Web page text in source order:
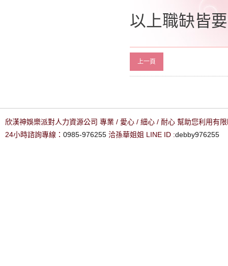
以上職缺皆
上一頁
欣漢神娛樂派對人力資源公司 專業 / 愛心 / 細心 / 耐心 幫助您利用有
24小時諮詢專線： 0985-976255 洽孫華姐姐 LINE ID :debby976255